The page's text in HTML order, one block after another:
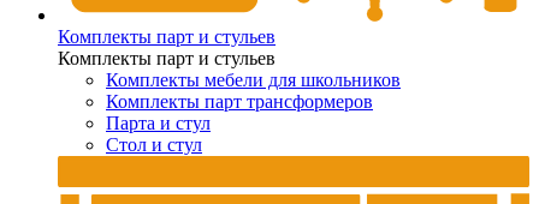
Комплекты парт и стульев
Комплекты парт и стульев
Комплекты мебели для школьников
Комплекты парт трансформеров
Парта и стул
Стол и стул